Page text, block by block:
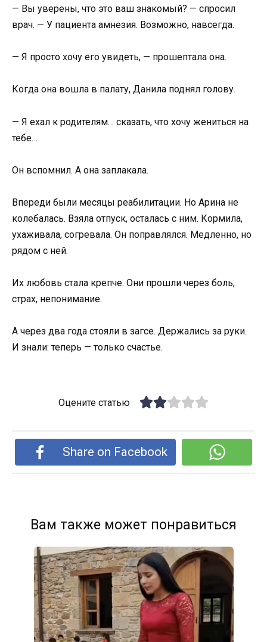
— Вы уверены, что это ваш знакомый? — спросил
врач. — У пациента амнезия. Возможно, навсегда.
— Я просто хочу его увидеть, — прошептала она.
Когда она вошла в палату, Данила поднял голову.
— Я ехал к родителям… сказать, что хочу жениться на
тебе…
Он вспомнил. А она заплакала.
Впереди были месяцы реабилитации. Но Арина не
колебалась. Взяла отпуск, осталась с ним. Кормила,
ухаживала, согревала. Он поправлялся. Медленно, но
рядом с ней.
Их любовь стала крепче. Они прошли через боль,
страх, непонимание.
А через два года стояли в загсе. Держались за руки.
И знали: теперь — только счастье.
Оцените статью
Share on Facebook
Вам также может понравиться